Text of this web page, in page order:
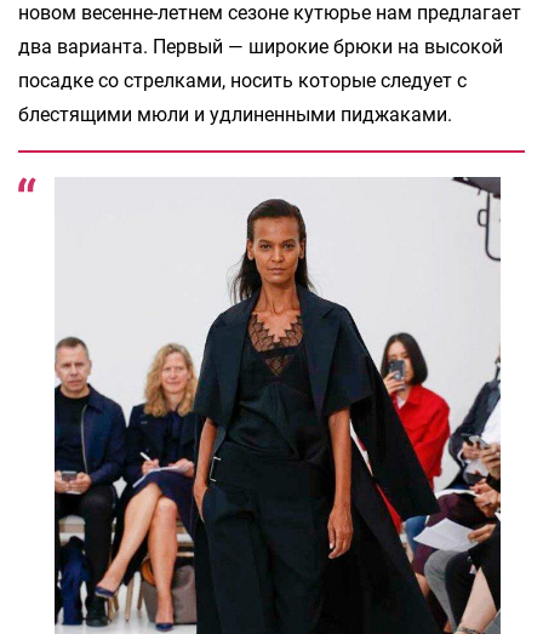
новом весенне-летнем сезоне кутюрье нам предлагает
два варианта. Первый — широкие брюки на высокой
посадке со стрелками, носить которые следует с
блестящими мюли и удлиненными пиджаками.